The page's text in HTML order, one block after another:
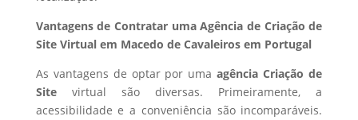
Vantagens de Contratar uma Agência de Criação de
Site Virtual em Macedo de Cavaleiros em Portugal
As vantagens de optar por umaagência Criação de
Sitevirtual são diversas. Primeiramente, a
acessibilidade e a conveniência são incomparáveis.